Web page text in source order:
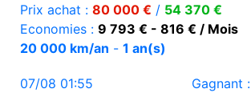
Prix achat : 80 000 € / 54 370 €
Economies : 9 793 € - 816 € / Mois
20 000 km/an - 1 an(s)
07/08 01:55 Gagnant :